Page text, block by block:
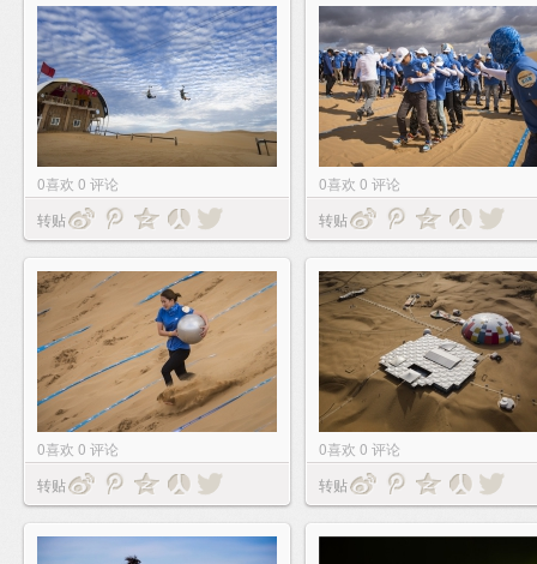
0喜欢 0 评论
转贴
0喜欢 0 评论
转贴
0喜欢 0 评论
转贴
0喜欢 0 评论
转贴